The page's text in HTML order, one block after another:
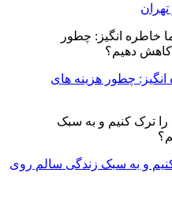
چطور هزینه های
و به سبک زندگی سالم روی